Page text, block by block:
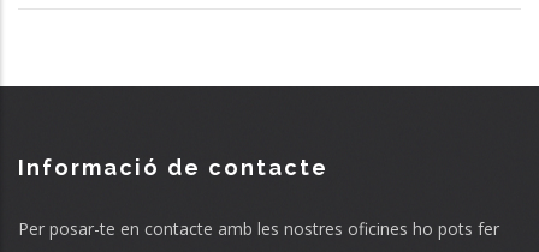
Informació de contacte
Per posar-te en contacte amb les nostres oficines ho pots fer